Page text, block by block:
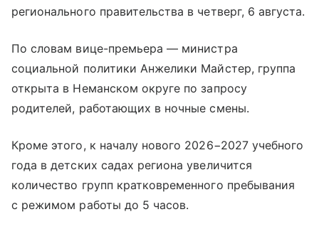
регионального правительства в четверг, 6 августа.
По словам вице-премьера — министра
социальной политики Анжелики Майстер, группа
открыта в Неманском округе по запросу
родителей, работающих в ночные смены.
Кроме этого, к началу нового 2026−2027 учебного
года в детских садах региона увеличится
количество групп кратковременного пребывания
с режимом работы до 5 часов.